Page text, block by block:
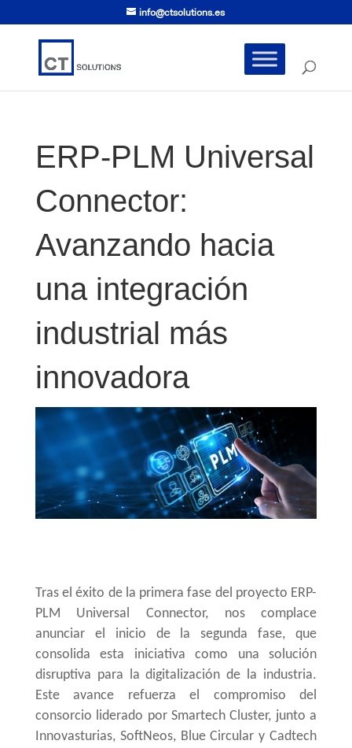
info@ctsolutions.es
ERP-PLM Universal
Connector:
Avanzando hacia
una integración
industrial más
innovadora
Tras el éxito de la primera fase del proyecto ERP-
PLM Universal Connector, nos complace
anunciar el inicio de la segunda fase, que
consolida esta iniciativa como una solución
disruptiva para la digitalización de la industria.
Este avance refuerza el compromiso del
consorcio liderado por Smartech Cluster, junto a
Innovasturias, SoftNeos, Blue Circular y Cadtech